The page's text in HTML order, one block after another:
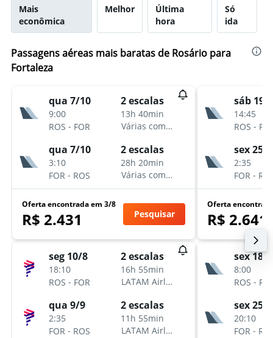
Mais
econômica
Melhor
Última
hora
Só
ida
Passagens aéreas mais baratas de Rosário para
Fortaleza
qua 7/10
9:00
ROS - FOR
2 escalas
13h 40min
Várias companhias aéreas
qua 7/10
3:10
FOR - ROS
2 escalas
28h 20min
Várias companhias aéreas
Oferta encontrada em 3/8
R$ 2.431 Pesquisar
seg 10/8
18:10
ROS - FOR
2 escalas
16h 55min
LATAM Airlines
qua 9/9
2:35
FOR - ROS
2 escalas
11h 55min
LATAM Airlines
sáb 19/
14:45
ROS -
sex 25/9
2:35
FOR -
Oferta
R$ 2.641
sex 18/9
8:00
ROS -
sex 25/9
20:10
FOR -